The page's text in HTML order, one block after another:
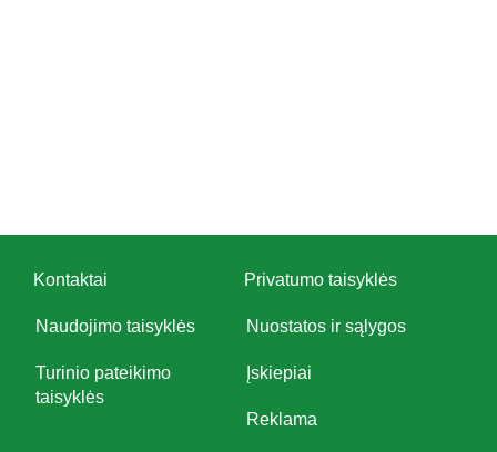
Kontaktai Privatumo taisyklės
Naudojimo taisyklės Nuostatos ir sąlygos
Turinio pateikimo
taisyklės
Įskiepiai
Reklama